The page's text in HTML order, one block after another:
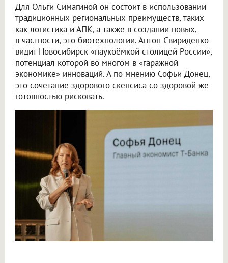
Для Ольги Симагиной он состоит в использовании
традиционных региональных преимуществ, таких
как логистика и АПК, а также в создании новых,
в частности, это биотехнологии. Антон Свириденко
видит Новосибирск «наукоёмкой столицей России»,
потенциал которой во многом в «гаражной
экономике» инноваций. А по мнению Софьи Донец,
это сочетание здорового скепсиса со здоровой же
готовностью рисковать.